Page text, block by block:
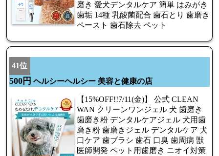
磨き 愛犬デンタルケア 簡単 はみがき
歯垢 14種 乳酸菌配合 歯石とり 歯磨き
ペースト 歯石除去 ペット
41位
500円 ヘルシーヘルシー 美容と健康の店
【15%OFF!!7/11(金)】 公式 CLEAN
WAN クリーンワンジェル 犬 歯磨き
歯磨き粉 デンタルケアジェル 犬用歯
磨き粉 歯磨きジェル デンタルケア 犬
口ケア 歯ブラシ 歯石 口臭 歯周病 獣
医師開発 ペット用歯磨き ニオイ対策